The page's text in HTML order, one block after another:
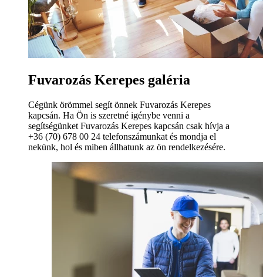
Fuvarozás Kerepes galéria
Cégünk örömmel segít önnek Fuvarozás Kerepes
kapcsán. Ha Ön is szeretné igénybe venni a
segítségünket Fuvarozás Kerepes kapcsán csak hívja a
+36 (70) 678 00 24 telefonszámunkat és mondja el
nekünk, hol és miben állhatunk az ön rendelkezésére.